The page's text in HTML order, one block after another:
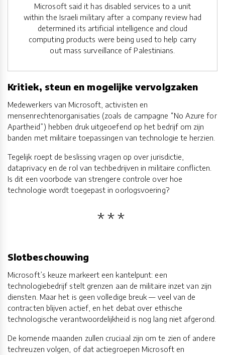
Microsoft said it has disabled services to a unit
within the Israeli military after a company review had
determined its artificial intelligence and cloud
computing products were being used to help carry
out mass surveillance of Palestinians.
Kritiek, steun en mogelijke vervolgzaken
Medewerkers van Microsoft, activisten en
mensenrechtenorganisaties (zoals de campagne “No Azure for
Apartheid”) hebben druk uitgeoefend op het bedrijf om zijn
banden met militaire toepassingen van technologie te herzien.
Tegelijk roept de beslissing vragen op over jurisdictie,
dataprivacy en de rol van techbedrijven in militaire conflicten.
Is dit een voorbode van strengere controle over hoe
technologie wordt toegepast in oorlogsvoering?
Slotbeschouwing
Microsoft’s keuze markeert een kantelpunt: een
technologiebedrijf stelt grenzen aan de militaire inzet van zijn
diensten. Maar het is geen volledige breuk — veel van de
contracten blijven actief, en het debat over ethische
technologische verantwoordelijkheid is nog lang niet afgerond.
De komende maanden zullen cruciaal zijn om te zien of andere
techreuzen volgen, of dat actiegroepen Microsoft en